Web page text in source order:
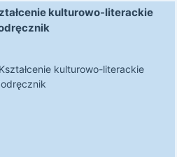
kulturowo-literackie